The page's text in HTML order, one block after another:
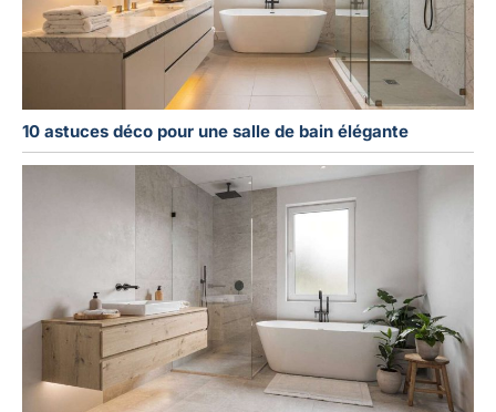
10 astuces déco pour une salle de bain élégante